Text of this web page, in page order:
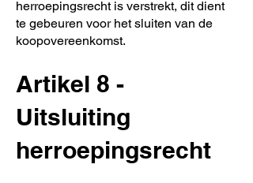
herroepingsrecht is verstrekt, dit dient
te gebeuren voor het sluiten van de
koopovereenkomst.
Artikel 8 -
Uitsluiting
herroepingsrecht